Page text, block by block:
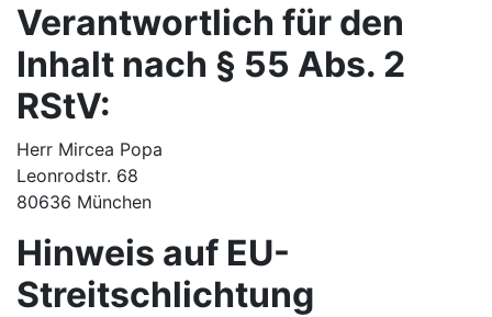
Verantwortlich für den
Inhalt nach § 55 Abs. 2
RStV:
Herr Mircea Popa
Leonrodstr. 68
80636 München
Hinweis auf EU-
Streitschlichtung